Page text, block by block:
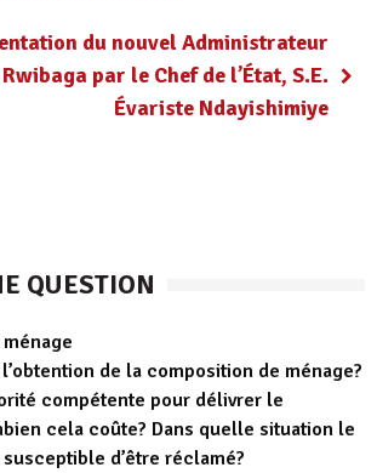
du nouvel Administrateur
par le Chef de l’État, S.E.
Évariste Ndayishimiye
QUESTION
de la composition de ménage?
compétente pour délivrer le
cela coûte? Dans quelle situation le
d’être réclamé?